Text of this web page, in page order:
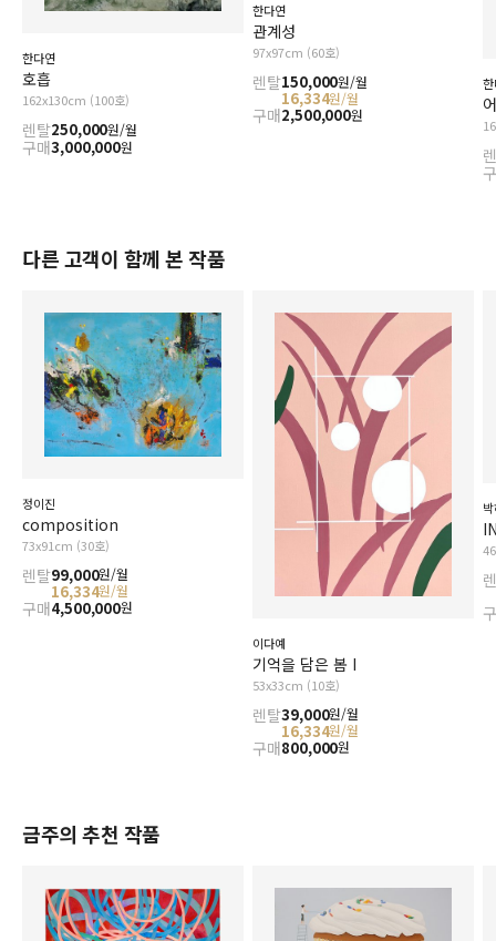
한다연
호흡
162x130cm (100호)
렌탈250,000원/월
구매3,000,000원
한다연
관계성
97x97cm (60호)
렌탈150,000원/월
16,334원/월
구매2,500,000원
다른 고객이 함께 본 작품
정이진
composition
73x91cm (30호)
렌탈99,000원/월
16,334원/월
구매4,500,000원
이다예
기억을 담은 봄 I
53x33cm (10호)
렌탈39,000원/월
16,334원/월
구매800,000원
금주의 추천 작품